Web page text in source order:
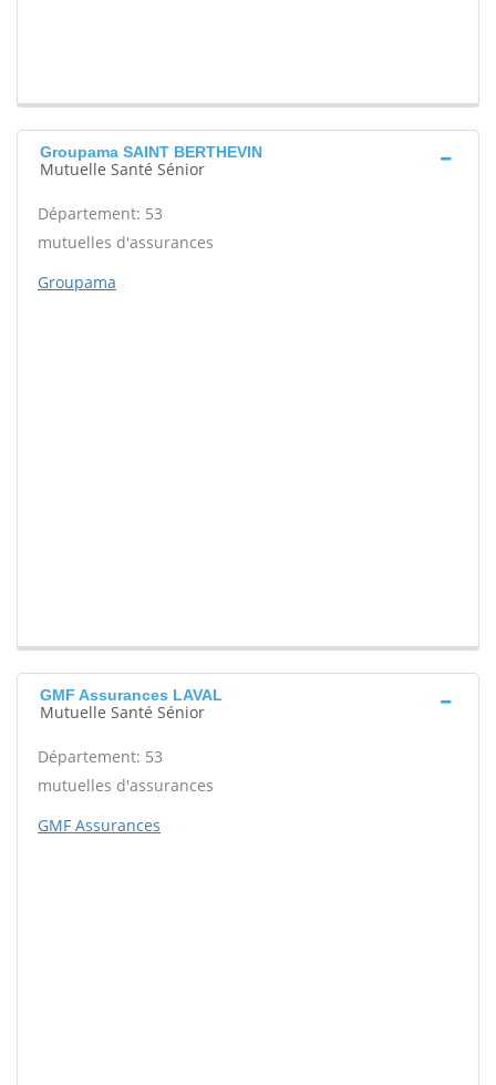
Groupama SAINT BERTHEVIN
Mutuelle Santé Sénior
Département: 53
mutuelles d'assurances
Groupama
GMF Assurances LAVAL
Mutuelle Santé Sénior
Département: 53
mutuelles d'assurances
GMF Assurances